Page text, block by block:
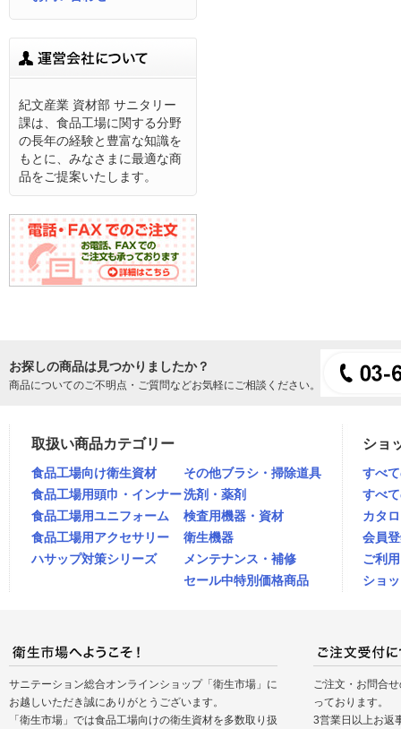
紀文産業 資材部 サニタリー
課は、食品工場に関する分野
の長年の経験と豊富な知識を
もとに、みなさまに最適な商
品をご提案いたします。
お探しの商品は見つかりましたか？
商品についてのご不明点・ご質問などお気軽にご相談ください。
取扱い商品カテゴリー
食品工場向け衛生資材
食品工場用頭巾・インナー
食品工場用ユニフォーム
食品工場用アクセサリー
ハサップ対策シリーズ
その他ブラシ・掃除道具
洗剤・薬剤
検査用機器・資材
衛生機器
メンテナンス・補修
セール中特別価格商品
ショ
すべ
すべ
カタ
会員
ご利
ショ
サニテーション総合オンラインショップ「衛生市場」に
お越しいただき誠にありがとうございます。
「衛生市場」では食品工場向けの衛生資材を多数取り扱
ご注文・お問合
っております。
3営業日以上お返